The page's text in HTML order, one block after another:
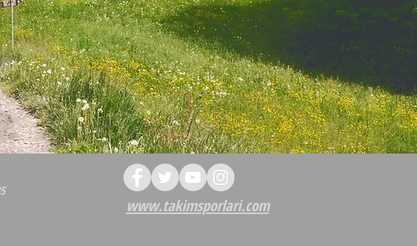
www.takimsporlari.com